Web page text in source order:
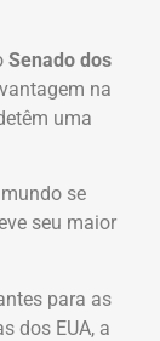
Senado dos
na
uma
se
seu maior
para as
dos EUA, a